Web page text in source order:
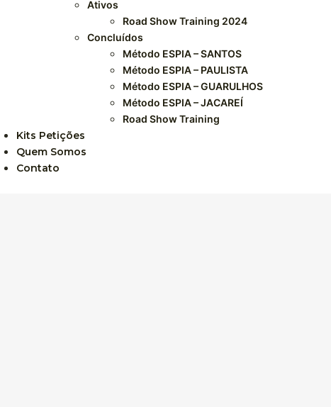
Ativos
Road Show Training 2024
Concluídos
Método ESPIA – SANTOS
Método ESPIA – PAULISTA
Método ESPIA – GUARULHOS
Método ESPIA – JACAREÍ
Road Show Training
Kits Petições
Quem Somos
Contato